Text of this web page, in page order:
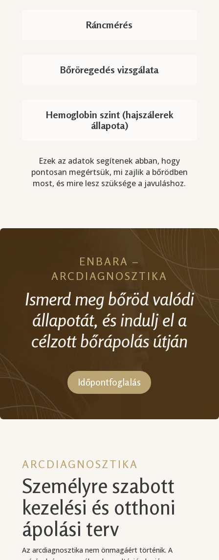
Ráncmérés
Bőröregedés vizsgálata
Hemoglobin szint (hajszálerek
állapota)
Ezek az adatok segítenek abban, hogy
pontosan megértsük, mi zajlik a bőrödben
most, és mire lesz szüksége a javuláshoz.
ENBARA –
ARCDIAGNOSZTIKA
Ismerd meg bőröd valódi
állapotát, és indulj el a
célzott bőrápolás útján
Időpontfoglalás
ARCDIAGNOSZTIKA
Személyre szabott
kezelési és otthoni
ápolási terv
Az arcdiagnosztika nem önmagáért történik. A